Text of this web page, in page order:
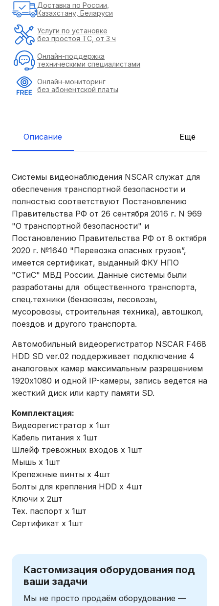
Описание Ещё
Системы видеонаблюдения NSCAR служат для
обеспечения транспортной безопасности и
полностью соответствуют Постановлению
Правительства РФ от 26 сентября 2016 г. N 969
"О транспортной безопасности" и
Постановлению Правительства РФ от 8 октября
2020 г. №1640 "Перевозка опасных грузов”,
имеется сертификат, выданный ФКУ НПО
"СТиС" МВД России. Данные системы были
разработаны для общественного транспорта,
спец.техники (бензовозы, лесовозы,
мусоровозы, строительная техника), автошкол,
поездов и другого транспорта.
Автомобильный видеорегистратор NSCAR F468
HDD SD ver.02 поддерживает подключение 4
аналоговых камер максимальным разрешением
1920х1080 и одной IP-камеры, запись ведется на
жесткий диск или карту памяти SD.
Комплектация:
Видеорегистратор х 1шт
Кабель питания х 1шт
Шлейф тревожных входов х 1шт
Мышь х 1шт
Крепежные винты х 4шт
Болты для крепления HDD х 4шт
Ключи х 2шт
Тех. паспорт х 1шт
Сертификат х 1шт
Кастомизация оборудования под
ваши задачи
Мы не просто продаём оборудование —
Доставка по России,
Казахстану, Беларуси
Услуги по установке
без простоя ТС, от 3 ч
Онлайн-поддержка
техническими специалистами
Онлайн-мониторинг
без абонентской платы